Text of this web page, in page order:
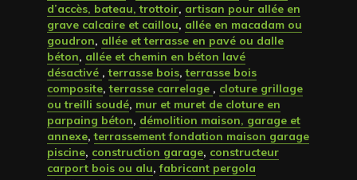
d’accès, bateau, trottoir, artisan pour allée en
grave calcaire et caillou, allée en macadam ou
goudron, allée et terrasse en pavé ou dalle
béton, allée et chemin en béton lavé
désactivé ,terrasse bois,terrasse bois
composite,terrasse carrelage , cloture grillage
ou treilli soudé, mur et muret de cloture en
parpaing béton, démolition maison, garage et
annexe,terrassement fondation maison garage
piscine, construction garage, constructeur
carport bois ou alu,fabricant pergola